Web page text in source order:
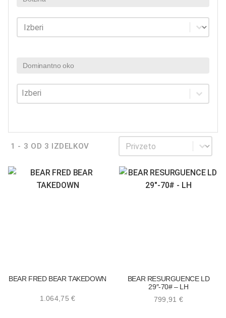
Dolžina
Dolžina
Dominantno oko
Dominantno oko
Dominantno oko
1 - 3 OD 3 IZDELKOV Sortiraj
Sortiraj
1.064,75€
BEAR FRED BEAR TAKEDOWN
799,91 €
BEAR RESURGUENCE LD
29″-70# – LH